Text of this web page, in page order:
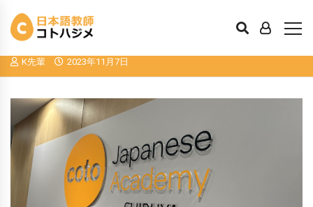
学校見学会【Coto Japanese Academy 渋
谷】１２月
K先輩 2023年11月7日